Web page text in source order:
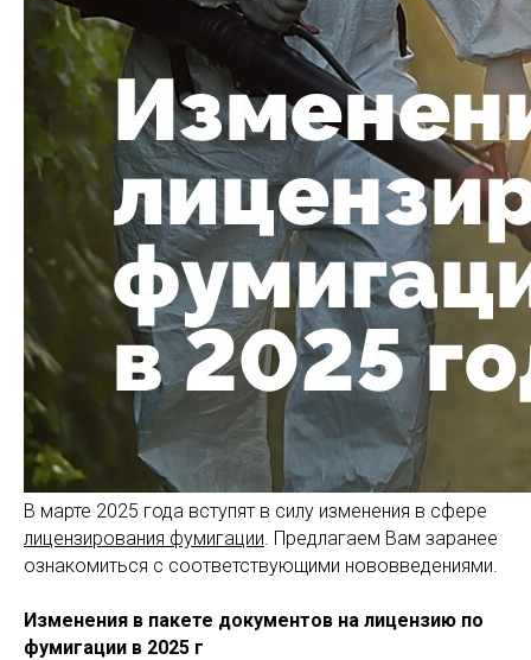
В марте 2025 года вступят в силу изменения в сфере
лицензирования фумигации. Предлагаем Вам заранее
ознакомиться с соответствующими нововведениями.
Изменения в пакете документов на лицензию по
фумигации в 2025 г